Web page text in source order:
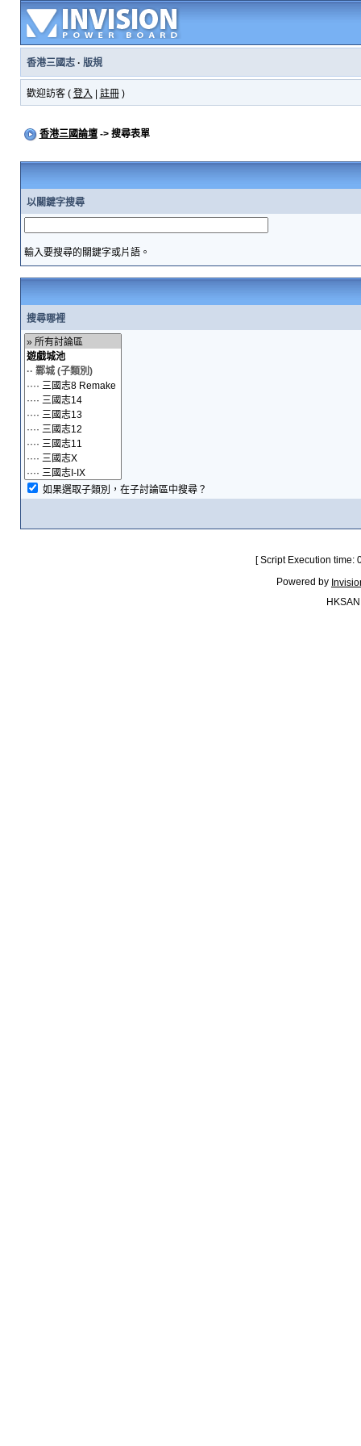
香港三國志· 版規
歡迎訪客 ( 登入 註冊)
香港三國論壇-> 搜尋表單
以關鍵字搜尋
輸入要搜尋的關鍵字或片語。
搜尋哪裡
如果選取子類別，在子討論區中搜尋？
[ Script Execution
Powered by